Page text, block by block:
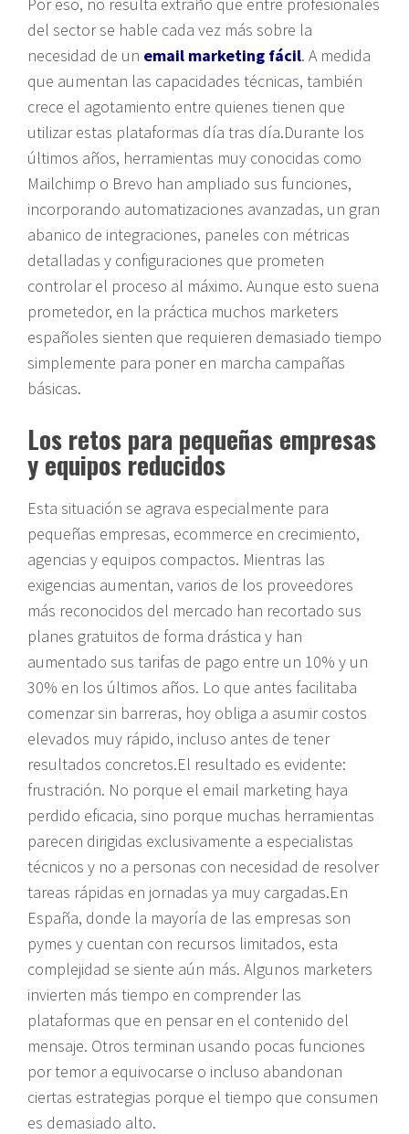
del sector se hable cada vez más sobre la
necesidad de un email marketing fácil. A medida
que aumentan las capacidades técnicas, también
crece el agotamiento entre quienes tienen que
utilizar estas plataformas día tras día.Durante los
últimos años, herramientas muy conocidas como
Mailchimp o Brevo han ampliado sus funciones,
incorporando automatizaciones avanzadas, un gran
abanico de integraciones, paneles con métricas
detalladas y configuraciones que prometen
controlar el proceso al máximo. Aunque esto suena
prometedor, en la práctica muchos marketers
españoles sienten que requieren demasiado tiempo
simplemente para poner en marcha campañas
básicas.
Los retos para pequeñas empresas
y equipos reducidos
Esta situación se agrava especialmente para
pequeñas empresas, ecommerce en crecimiento,
agencias y equipos compactos. Mientras las
exigencias aumentan, varios de los proveedores
más reconocidos del mercado han recortado sus
planes gratuitos de forma drástica y han
aumentado sus tarifas de pago entre un 10% y un
30% en los últimos años. Lo que antes facilitaba
comenzar sin barreras, hoy obliga a asumir costos
elevados muy rápido, incluso antes de tener
resultados concretos.El resultado es evidente:
frustración. No porque el email marketing haya
perdido eficacia, sino porque muchas herramientas
parecen dirigidas exclusivamente a especialistas
técnicos y no a personas con necesidad de resolver
tareas rápidas en jornadas ya muy cargadas.En
España, donde la mayoría de las empresas son
pymes y cuentan con recursos limitados, esta
complejidad se siente aún más. Algunos marketers
invierten más tiempo en comprender las
plataformas que en pensar en el contenido del
mensaje. Otros terminan usando pocas funciones
por temor a equivocarse o incluso abandonan
ciertas estrategias porque el tiempo que consumen
es demasiado alto.